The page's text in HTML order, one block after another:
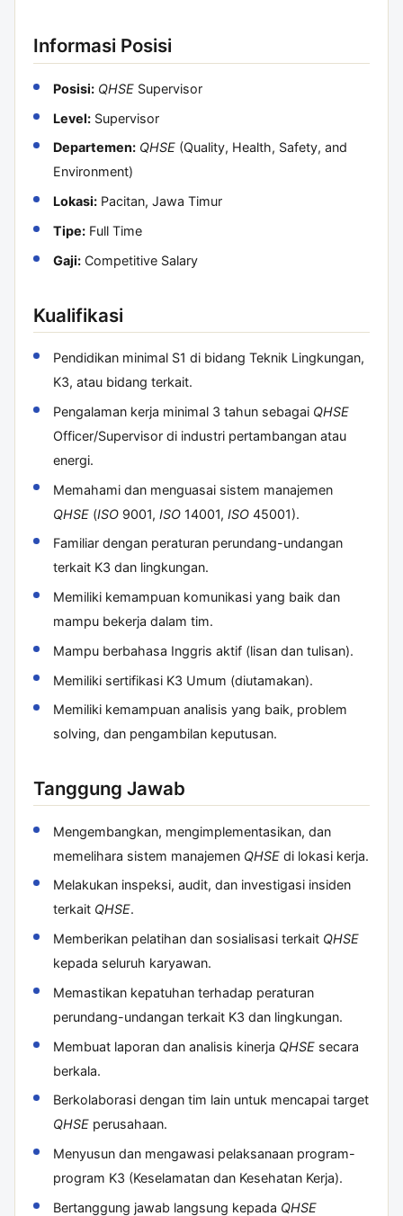
Informasi Posisi
Posisi: QHSESupervisor
Level:Supervisor
Departemen: QHSE(Quality, Health, Safety, and
Environment)
Lokasi:Pacitan, Jawa Timur
Tipe:Full Time
Gaji:Competitive Salary
Kualifikasi
Pendidikan minimal S1 di bidang Teknik Lingkungan,
K3, atau bidang terkait.
Pengalaman kerja minimal 3 tahun sebagai QHSE
Officer/Supervisor di industri pertambangan atau
energi.
Memahami dan menguasai sistem manajemen
QHSE(ISO9001, ISO14001, ISO45001).
Familiar dengan peraturan perundang-undangan
terkait K3 dan lingkungan.
Memiliki kemampuan komunikasi yang baik dan
mampu bekerja dalam tim.
Mampu berbahasa Inggris aktif (lisan dan tulisan).
Memiliki sertifikasi K3 Umum (diutamakan).
Memiliki kemampuan analisis yang baik, problem
solving, dan pengambilan keputusan.
Tanggung Jawab
Mengembangkan, mengimplementasikan, dan
memelihara sistem manajemen QHSEdi lokasi kerja.
Melakukan inspeksi, audit, dan investigasi insiden
terkait QHSE.
Memberikan pelatihan dan sosialisasi terkait QHSE
kepada seluruh karyawan.
Memastikan kepatuhan terhadap peraturan
perundang-undangan terkait K3 dan lingkungan.
Membuat laporan dan analisis kinerja QHSEsecara
berkala.
Berkolaborasi dengan tim lain untuk mencapai target
QHSEperusahaan.
Menyusun dan mengawasi pelaksanaan program-
program K3 (Keselamatan dan Kesehatan Kerja).
Bertanggung jawab langsung kepada QHSE